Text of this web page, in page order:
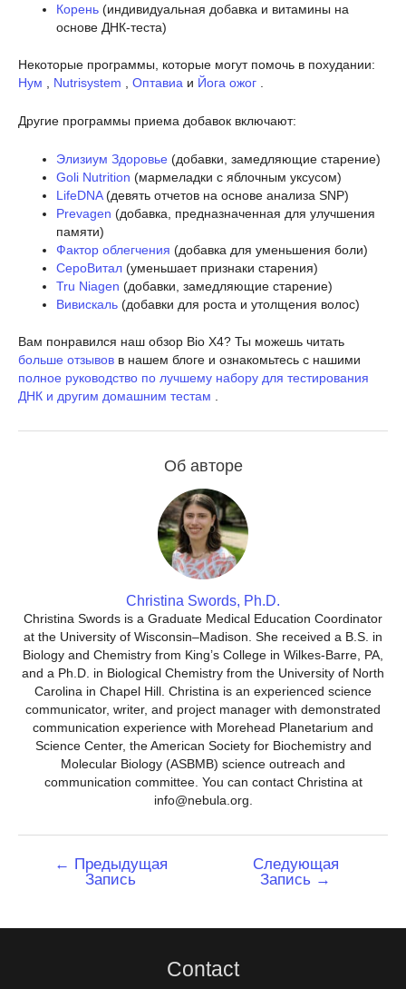
Корень (индивидуальная добавка и витамины на
основе ДНК-теста)
Некоторые программы, которые могут помочь в похудании:
Нум
Nutrisystem Оптавиа и Йога ожог
Другие программы приема добавок включают:
Элизиум Здоровье (добавки, замедляющие старение)
Goli Nutrition (мармеладки с яблочным уксусом)
LifeDNA(девять отчетов на основе анализа SNP)
Prevagen (добавка, предназначенная для улучшения
памяти)
Фактор облегчения (добавка для уменьшения боли)
СероВитал (уменьшает признаки старения)
Tru Niagen (добавки, замедляющие старение)
Вивискаль (добавки для роста и утолщения волос)
Вам понравился наш обзор Bio X4? Ты можешь читать
больше отзывов в нашем блоге и ознакомьтесь с нашими
полное руководство по лучшему набору для тестирования
ДНК и другим домашним тестам .
Об авторе
Christina Swords, Ph.D.
Christina Swords is a Graduate Medical Education Coordinator
at the University of Wisconsin–Madison. She received a B.S. in
Biology and Chemistry from King’s College in Wilkes-Barre, PA,
and a Ph.D. in Biological Chemistry from the University of North
Carolina in Chapel Hill. Christina is an experienced science
communicator, writer, and project manager with demonstrated
communication experience with Morehead Planetarium and
Science Center, the American Society for Biochemistry and
Molecular Biology (ASBMB) science outreach and
communication committee. You can contact Christina at
info@nebula.org.
Навигация
← Предыдущая
Запись
Следующая
Запись →
Contact